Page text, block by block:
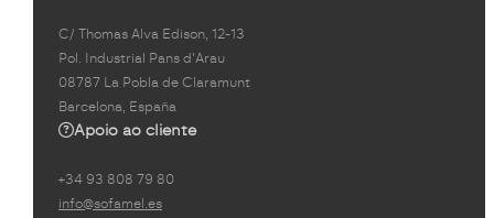
C/ Thomas Alva Edison, 12-13
Pol. Industrial Pans d'Arau
08787 La Pobla de Claramunt
Barcelona, España
Apoio ao cliente
+34 93 808 79 80
info@sofamel.es